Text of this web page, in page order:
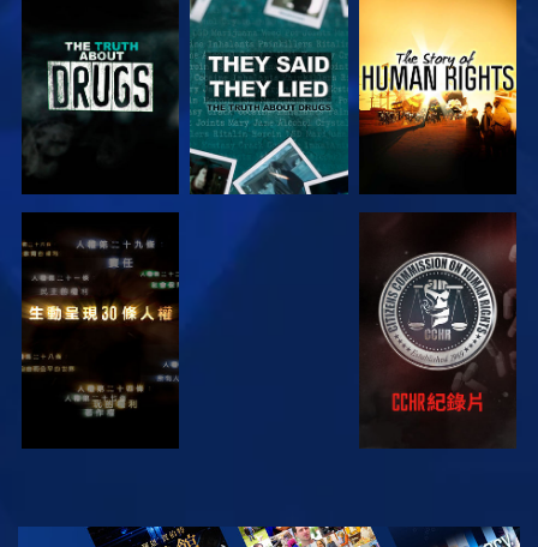
觀看 觀看 觀看
觀看 觀看
觀看 探索系列節目